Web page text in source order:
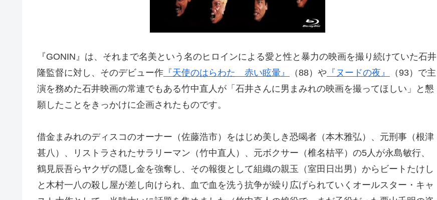
『GONIN』は、それまで名美という名のヒロインによる愛と性と暴力の映画を撮り続けていた石井
隆監督に対し、そのデビュー作 『天使のはらわた 赤い眩暈』 （88）や 『ヌードの夜』
（93）で主
演を務めた石井映画の常連でもある竹中直人が「石井さんに男まみれの映画を撮ってほしい」と懇
願したことをきっかけに企画されたものです。
借金まみれのディスコのオーナー（佐藤浩市）をはじめ美しき恐喝者（本木雅弘）、元刑事（根津
甚八）、リストラされたサラリーマン（竹中直人）、元ボクサー（椎名桔平）の5人が永島敏行、
鶴見辰吾らヤクザの隠し金を強奪し、その報復として組織の親玉（室田日出男）からビートたけし
と木村一八の殺し屋が差し向けられ、血で血を洗う抗争が繰り広げられていくオールスター・キャ